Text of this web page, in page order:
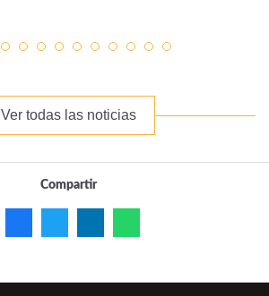
Ver todas las noticias
Compartir